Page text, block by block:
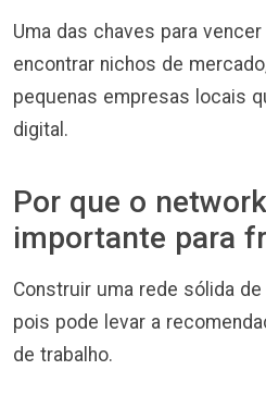
Uma das chaves para
encontrar nichos de
pequenas empresas locais
digital.
Por que o
importante para
Construir uma rede sólida
pois pode levar a
de trabalho.